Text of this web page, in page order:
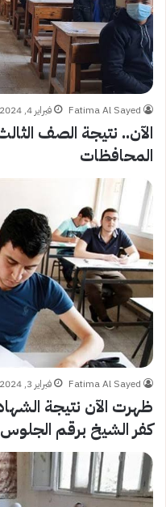
Fatima Al Sayed فبراير 4, 2024
المحافظات
Fatima Al Sayed فبراير 3, 2024
كفر الشيخ برقم الجلوس